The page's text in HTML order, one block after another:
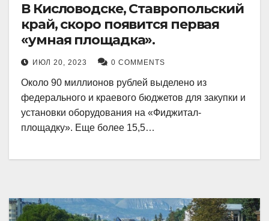
В Кисловодске, Ставропольский
край, скоро появится первая
«умная площадка».
ИЮЛ 20, 2023 0 COMMENTS
Около 90 миллионов рублей выделено из
федерального и краевого бюджетов для закупки и
установки оборудования на «Фиджитал-
площадку». Еще более 15,5…